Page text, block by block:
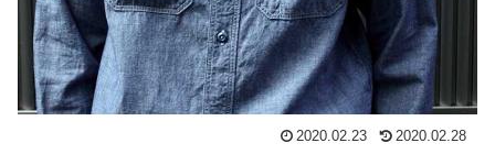
2020.02.23 2020.02.28